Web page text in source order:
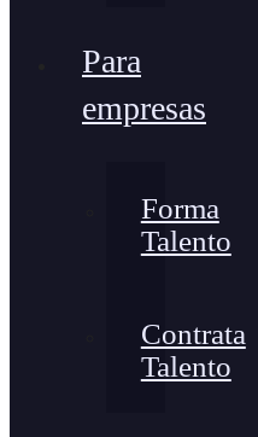
Para
empresas
Forma
Talento
Contrata
Talento